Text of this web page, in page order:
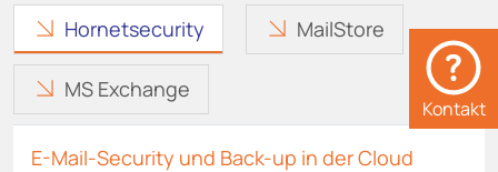
Hornetsecurity MailStore
MS Exchange
E-Mail-Security und Back-up in der Cloud
Kontakt